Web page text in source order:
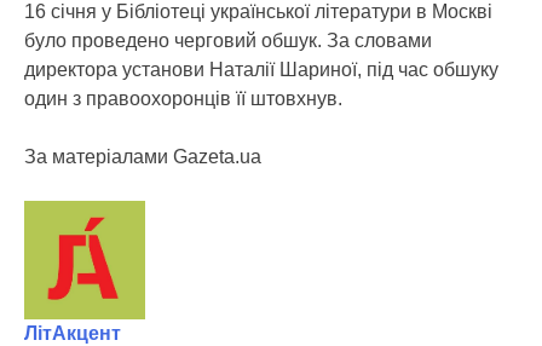
16 січня у Бібліотеці української літератури в Москві
було проведено черговий обшук. За словами
директора установи Наталії Шариної, під час обшуку
один з правоохоронців її штовхнув.
За матеріалами Gazeta.ua
ЛітАкцент